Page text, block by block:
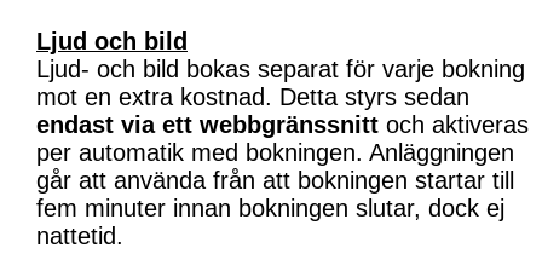
Ljud och bild
Ljud- och bild bokas separat för varje bokning
mot en extra kostnad. Detta styrs sedan
endast via ett webbgränssnitt och aktiveras
per automatik med bokningen. Anläggningen
går att använda från att bokningen startar till
fem minuter innan bokningen slutar, dock ej
nattetid.